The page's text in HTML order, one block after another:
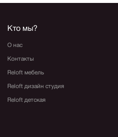
Кто мы?
О нас
Контакты
Reloft мебель
Reloft дизайн студия
Reloft детская